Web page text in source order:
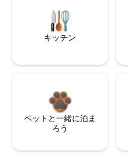
キッチン
ペットと一緒に泊ま
ろう